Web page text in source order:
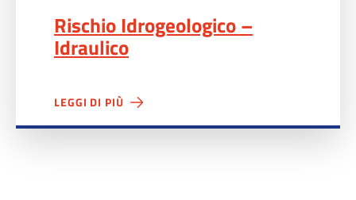
Rischio Idrogeologico –
Idraulico
LEGGI DI PIÙ